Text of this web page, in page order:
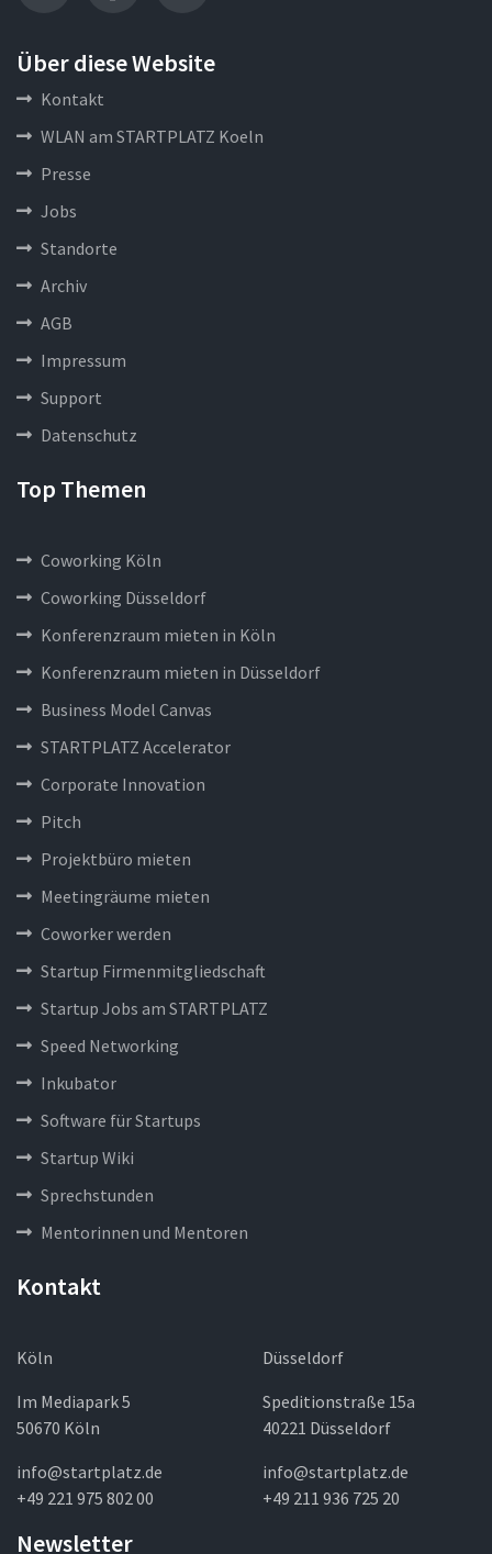
Über diese Website
Kontakt
WLAN am STARTPLATZ Koeln
Presse
Jobs
Standorte
Archiv
AGB
Impressum
Support
Datenschutz
Top Themen
Coworking Köln
Coworking Düsseldorf
Konferenzraum mieten in Köln
Konferenzraum mieten in Düsseldorf
Business Model Canvas
STARTPLATZ Accelerator
Corporate Innovation
Pitch
Projektbüro mieten
Meetingräume mieten
Coworker werden
Startup Firmenmitgliedschaft
Startup Jobs am STARTPLATZ
Speed Networking
Inkubator
Software für Startups
Startup Wiki
Sprechstunden
Mentorinnen und Mentoren
Kontakt
Köln
Im Mediapark 5
50670 Köln
info@startplatz.de
+49 221 975 802 00
Düsseldorf
Speditionstraße 15a
40221 Düsseldorf
info@startplatz.de
+49 211 936 725 20
Newsletter